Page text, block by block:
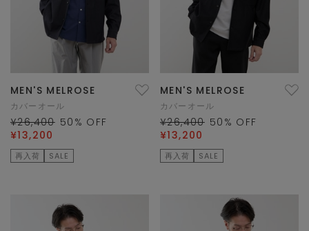
MEN'S MELROSE
カバーオール
¥26,400 50 % OFF
¥13,200
再入荷 SALE
MEN'S MELROSE
カバーオール
¥26,400 50 % OFF
¥13,200
再入荷 SALE